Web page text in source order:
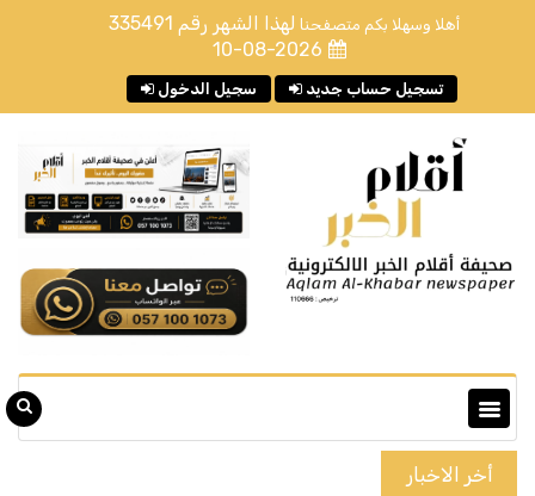
أهلا وسهلا بكم متصفحنا لهذا الشهر رقم 335491
10-08-2026
سجيل الدخول تسجيل حساب جديد
أخر الاخبار